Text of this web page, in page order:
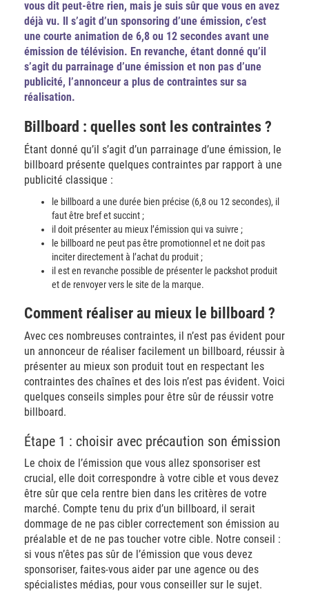
vous dit peut-être rien, mais je suis sûr que vous en avez
déjà vu. Il s’agit d’un sponsoring d’une émission, c’est
une courte animation de 6,8 ou 12 secondes avant une
émission de télévision. En revanche, étant donné qu’il
s’agit du parrainage d’une émission et non pas d’une
publicité, l’annonceur a plus de contraintes sur sa
réalisation.
Billboard : quelles sont les contraintes ?
Étant donné qu’il s’agit d’un parrainage d’une émission, le
billboard présente quelques contraintes par rapport à une
publicité classique :
le billboard a une durée bien précise (6,8 ou 12 secondes), il
faut être bref et succint ;
il doit présenter au mieux l’émission qui va suivre ;
le billboard ne peut pas être promotionnel et ne doit pas
inciter directement à l’achat du produit ;
il est en revanche possible de présenter le packshot produit
et de renvoyer vers le site de la marque.
Comment réaliser au mieux le billboard ?
Avec ces nombreuses contraintes, il n’est pas évident pour
un annonceur de réaliser facilement un billboard, réussir à
présenter au mieux son produit tout en respectant les
contraintes des chaînes et des lois n’est pas évident. Voici
quelques conseils simples pour être sûr de réussir votre
billboard.
Étape 1 : choisir avec précaution son émission
Le choix de l’émission que vous allez sponsoriser est
crucial, elle doit correspondre à votre cible et vous devez
être sûr que cela rentre bien dans les critères de votre
marché. Compte tenu du prix d’un billboard, il serait
dommage de ne pas cibler correctement son émission au
préalable et de ne pas toucher votre cible. Notre conseil :
si vous n’êtes pas sûr de l’émission que vous devez
sponsoriser, faites-vous aider par une agence ou des
spécialistes médias, pour vous conseiller sur le sujet.